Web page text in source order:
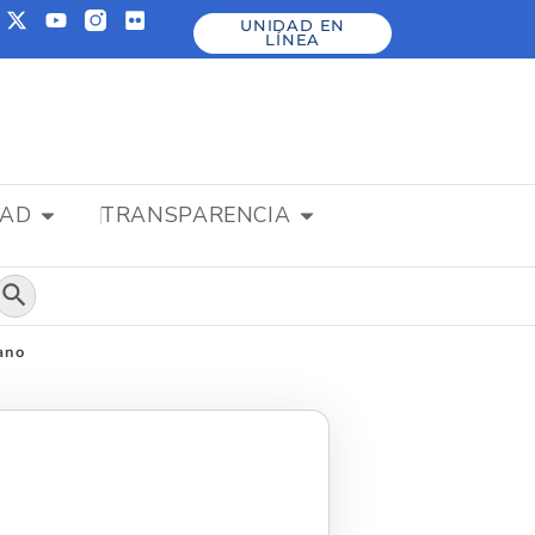
UNIDAD EN
LÍNEA
TRANSPARENCIA
de búsqueda